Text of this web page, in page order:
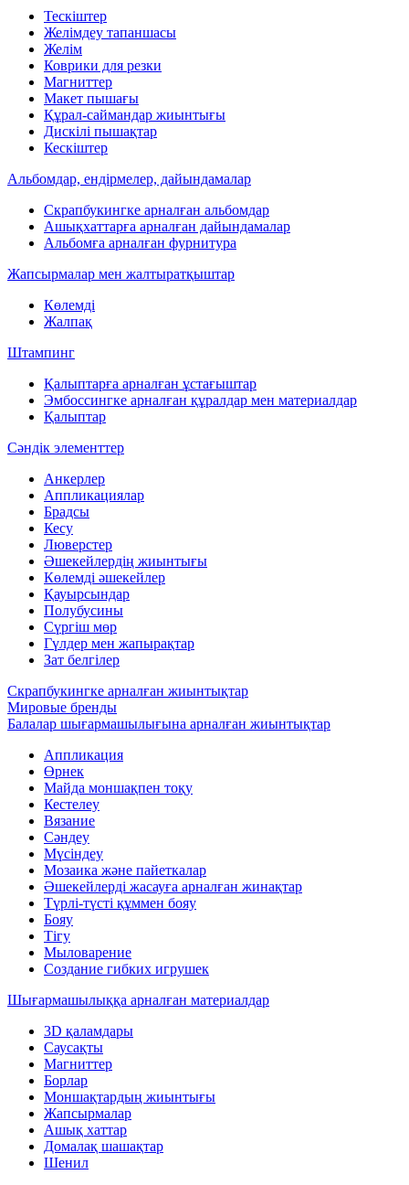
Тескіштер
Желімдеу тапаншасы
Желім
Коврики для резки
Магниттер
Макет пышағы
Құрал-саймандар жиынтығы
Дискілі пышақтар
Кескіштер
Альбомдар, ендірмелер, дайындамалар
Скрапбукингке арналған альбомдар
Ашықхаттарға арналған дайындамалар
Альбомға арналған фурнитура
Жапсырмалар мен жалтыратқыштар
Көлемді
Жалпақ
Штампинг
Қалыптарға арналған ұстағыштар
Эмбоссингке арналған құралдар мен материалдар
Қалыптар
Сәндік элементтер
Анкерлер
Аппликациялар
Брадсы
Кесу
Люверстер
Әшекейлердің жиынтығы
Көлемді әшекейлер
Қауырсындар
Полубусины
Сүргіш мөр
Гүлдер мен жапырақтар
Зат белгілер
Скрапбукингке арналған жиынтықтар
Мировые бренды
Балалар шығармашылығына арналған жиынтықтар
Аппликация
Өрнек
Майда моншақпен тоқу
Кестелеу
Вязание
Сәндеу
Мүсіндеу
Мозаика және пайеткалар
Әшекейлерді жасауға арналған жинақтар
Түрлі-түсті құммен бояу
Бояу
Тігу
Мыловарение
Создание гибких игрушек
Шығармашылыққа арналған материалдар
3D қаламдары
Саусақты
Магниттер
Борлар
Моншақтардың жиынтығы
Жапсырмалар
Ашық хаттар
Домалақ шашақтар
Шенил